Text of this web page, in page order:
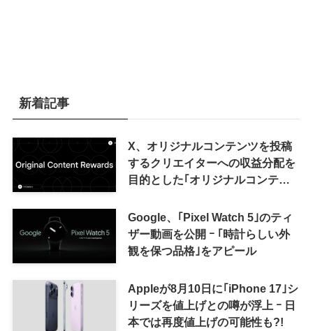
新着記事
X、オリジナルコンテンツを投稿
するクリエイターへの収益分配を
目的とした｢オリジナルコンテン
来の｢収益分配｣は廃止
Google、｢Pixel Watch 5｣のティ
ザー動画を公開 ｰ ｢時計らしい外
観を保つ品格｣をアピール
Appleが8月10日に｢iPhone 17｣シ
リーズを値上げとの噂が浮上 ｰ 日
本では再度値上げの可能性も?!